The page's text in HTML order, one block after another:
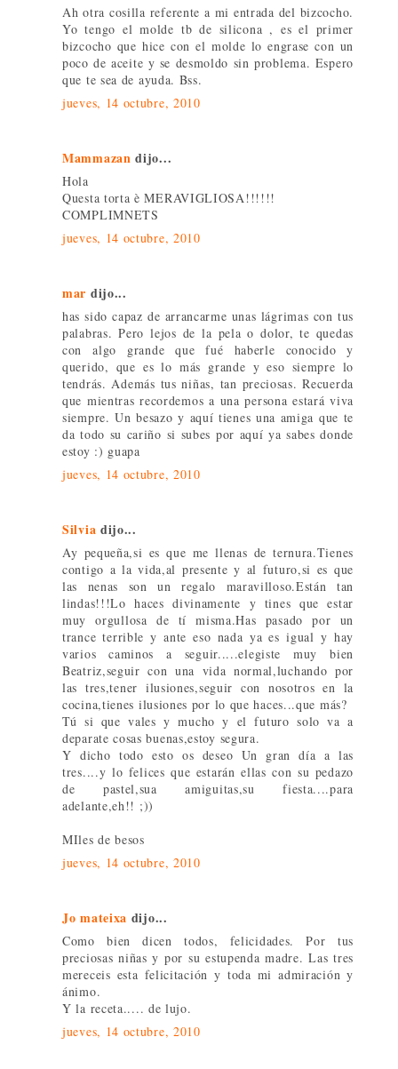
Ah otra cosilla referente a mi entrada del bizcocho.
Yo tengo el molde tb de silicona , es el primer
bizcocho que hice con el molde lo engrase con un
poco de aceite y se desmoldo sin problema. Espero
que te sea de ayuda. Bss.
jueves, 14 octubre, 2010
Mammazan dijo...
Hola
Questa torta è MERAVIGLIOSA!!!!!!
COMPLIMNETS
jueves, 14 octubre, 2010
mar dijo...
has sido capaz de arrancarme unas lágrimas con tus
palabras. Pero lejos de la pela o dolor, te quedas
con algo grande que fué haberle conocido y
querido, que es lo más grande y eso siempre lo
tendrás. Además tus niñas, tan preciosas. Recuerda
que mientras recordemos a una persona estará viva
siempre. Un besazo y aquí tienes una amiga que te
da todo su cariño si subes por aquí ya sabes donde
estoy :) guapa
jueves, 14 octubre, 2010
Silvia dijo...
Ay pequeña,si es que me llenas de ternura.Tienes
contigo a la vida,al presente y al futuro,si es que
las nenas son un regalo maravilloso.Están tan
lindas!!!Lo haces divinamente y tines que estar
muy orgullosa de tí misma.Has pasado por un
trance terrible y ante eso nada ya es igual y hay
varios caminos a seguir.....elegiste muy bien
Beatriz,seguir con una vida normal,luchando por
las tres,tener ilusiones,seguir con nosotros en la
cocina,tienes ilusiones por lo que haces...que más?
Tú si que vales y mucho y el futuro solo va a
deparate cosas buenas,estoy segura.
Y dicho todo esto os deseo Un gran día a las
tres....y lo felices que estarán ellas con su pedazo
de pastel,sua amiguitas,su fiesta....para
adelante,eh!! ;))
MIles de besos
jueves, 14 octubre, 2010
Jo mateixa dijo...
Como bien dicen todos, felicidades. Por tus
preciosas niñas y por su estupenda madre. Las tres
mereceis esta felicitación y toda mi admiración y
ánimo.
Y la receta..... de lujo.
jueves, 14 octubre, 2010